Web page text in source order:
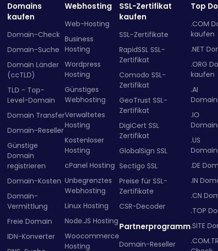
Domains
kaufen
Domain-Check
Domain-Suche
Domain Länder
(ccTLD)
TLD - Top-
Level-Domain
Domain Transfer
Domain-Reseller
Günstige
Domain
registrieren
Domain-Kosten
Domain-
Vermittlung
Freie Domain
IDN-Konverter
Webhosting
Web-Hosting
Business
Hosting
Wordpress
Hosting
Günstiges
Webhosting
Verwaltetes
Hosting
Kostenloser
Hosting
cPanel Hosting
Unbegrenztes
Webhosting
Linux Hosting
Node.JS Hosting
Woocommerce
Hosting
SSL-Zertifikat
kaufen
SSL-Zertifikate
RapidSSL SSL-
Zertifikat
Comodo SSL-
Zertifikat
GeoTrust SSL-
Zertifikat
DigiCert SSL
Zertifikat
GlobalSign SSL
Sectigo SSL
Preise für SSL-
Zertifikate
CSR-Decoder
Partnerprogramm
Domain-Reseller
Top
.COM
kaufen
.NET
.ORG
kaufen
.AI
.IO
.US
.DE
.IN
.CN
.TOP
.SITE